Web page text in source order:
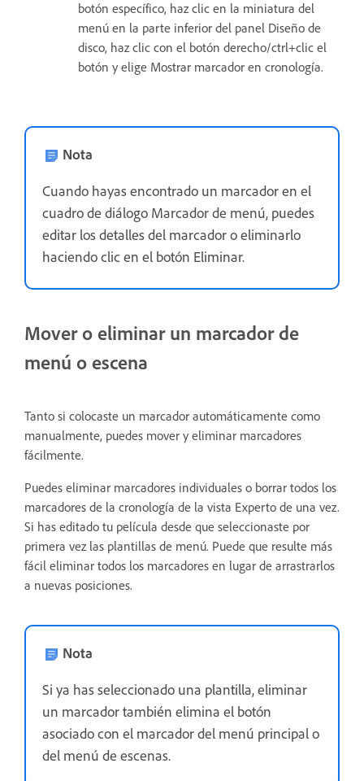
botón específico, haz clic en la miniatura del
menú en la parte inferior del panel Diseño de
disco, haz clic con el botón derecho/ctrl+clic el
botón y elige Mostrar marcador en cronología.
Nota
Cuando hayas encontrado un marcador en el
cuadro de diálogo Marcador de menú, puedes
editar los detalles del marcador o eliminarlo
haciendo clic en el botón Eliminar.
Mover o eliminar un marcador de
menú o escena
Tanto si colocaste un marcador automáticamente como
manualmente, puedes mover y eliminar marcadores
fácilmente.
Puedes eliminar marcadores individuales o borrar todos los
marcadores de la cronología de la vista Experto de una vez.
Si has editado tu película desde que seleccionaste por
primera vez las plantillas de menú. Puede que resulte más
fácil eliminar todos los marcadores en lugar de arrastrarlos
a nuevas posiciones.
Nota
Si ya has seleccionado una plantilla, eliminar
un marcador también elimina el botón
asociado con el marcador del menú principal o
del menú de escenas.